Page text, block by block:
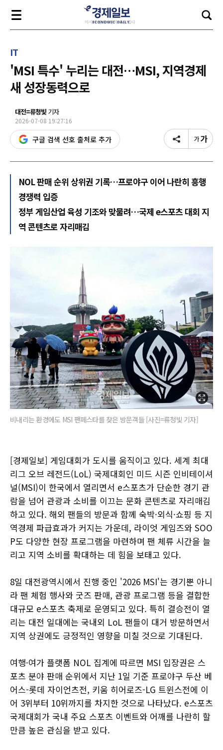
IT
'MSI 특수' 누리는 대전…MSI, 지역경제
새 성장동력으로
대전=류청빛 기자
2026-07-08 19:27:16
구글 검색 선호 출처로 추가
NOL 판매 순위 상위권 기록…프로야구 이어 나란히 흥행
경쟁력 입증
정부 게임산업 육성 기조와 맞물려…국제 e스포츠 대회 지
역 콘텐츠로 자리매김
비내리는 환경에도 MSI 팬페스타를 찾은 방문객들 [사진=류청빛 기자]
[경제일보] 게임대회가 도시를 움직이고 있다. 세계 최대
리그 오브 레전드(LoL) 국제대회인 미드 시즌 인비테이셔
널(MSI)이 한국에서 열리면서 e스포츠가 단순한 경기 관
람을 넘어 관광과 소비를 이끄는 문화 콘텐츠로 자리매김
하고 있다. 해외 팬들의 방문과 함께 숙박·외식·쇼핑 등 지
역경제 파급효과가 커지는 가운데, 라이엇 게임즈와 SOO
P도 다양한 현장 프로그램을 마련하며 팬 체류 시간을 늘
리고 지역 소비를 확대하는 데 힘을 보태고 있다.
8일 대전광역시에서 진행 중인 '2026 MSI'는 경기뿐 아니
라 팬 체험 행사와 굿즈 판매, 관광 프로그램 등을 결합한
대규모 e스포츠 축제로 운영되고 있다. 특히 결승전이 열
리는 대전 일대에는 국내외 LoL 팬들이 대거 방문하면서
지역 상권에도 긍정적인 영향을 미칠 것으로 기대된다.
여행·여가 플랫폼 NOL 집계에 따르면 MSI 입장권은 스
포츠 분야 판매 순위에서 지난 1일 기준 프로야구 두산 베
어스-롯데 자이언츠전, 키움 히어로즈-LG 트윈스전에 이
어 3위부터 10위까지를 차지한 것으로 나타났다. e스포츠
국제대회가 국내 주요 스포츠 이벤트와 어깨를 나란히 할
만큼 높은 관심을 받고 있다.